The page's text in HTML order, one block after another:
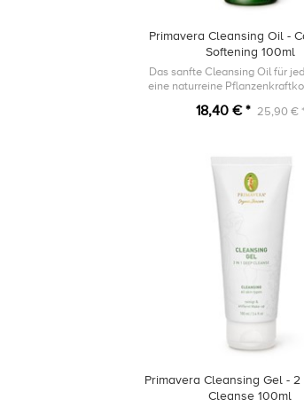
Primavera Cleansing Oil -
Softening 100ml
Das sanfte Cleansing Oil für
eine naturreine
Aprikosenkernöl und Bio
18,40 € * 25,90 € *
Primavera Cleansing Gel - 2
Cleanse 100ml